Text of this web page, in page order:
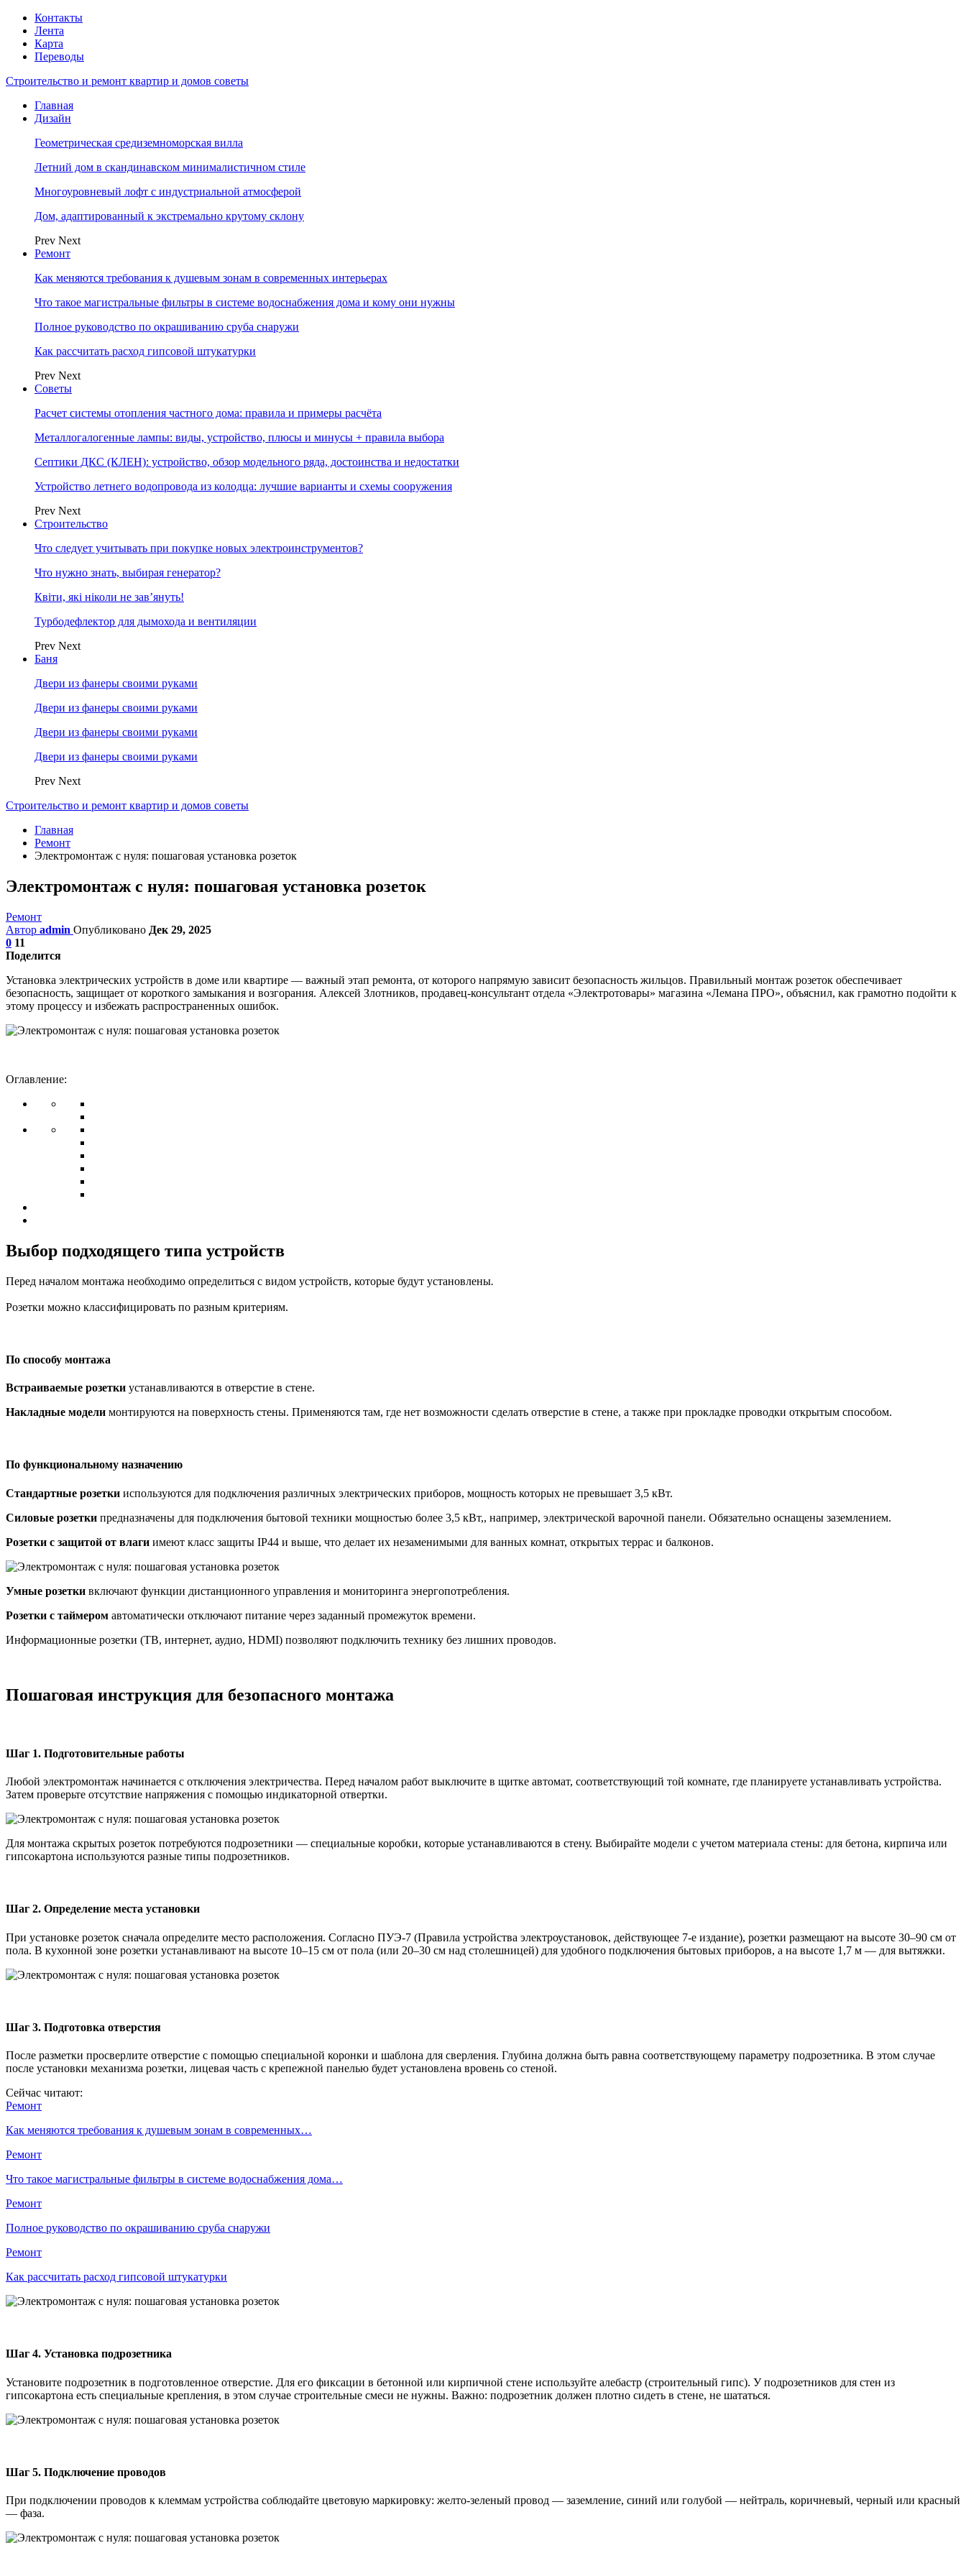
Контакты
Лента
Карта
Переводы
Строительство и ремонт квартир и домов советы
Главная
Дизайн
Геометрическая средиземноморская вилла
Летний дом в скандинавском минималистичном стиле
Многоуровневый лофт с индустриальной атмосферой
Дом, адаптированный к экстремально крутому склону
Prev Next
Ремонт
Как меняются требования к душевым зонам в современных интерьерах
Что такое магистральные фильтры в системе водоснабжения дома и кому они нужны
Полное руководство по окрашиванию сруба снаружи
Как рассчитать расход гипсовой штукатурки
Prev Next
Советы
Расчет системы отопления частного дома: правила и примеры расчёта
Металлогалогенные лампы: виды, устройство, плюсы и минусы + правила выбора
Септики ДКС (КЛЕН): устройство, обзор модельного ряда, достоинства и недостатки
Устройство летнего водопровода из колодца: лучшие варианты и схемы сооружения
Prev Next
Строительство
Что следует учитывать при покупке новых электроинструментов?
Что нужно знать, выбирая генератор?
Квіти, які ніколи не зав’януть!
Турбодефлектор для дымохода и вентиляции
Prev Next
Баня
Двери из фанеры своими руками
Двери из фанеры своими руками
Двери из фанеры своими руками
Двери из фанеры своими руками
Prev Next
Строительство и ремонт квартир и домов советы
Главная
Ремонт
Электромонтаж с нуля: пошаговая установка розеток
Электромонтаж с нуля: пошаговая установка розеток
Ремонт
Автор admin Опубликовано Дек 29, 2025
0 11
Поделится
Установка электрических устройств в доме или квартире — важный этап ремонта, от которого напрямую зависит безопасность жильцов. Правильный монтаж розеток обеспечивает
безопасность, защищает от короткого замыкания и возгорания. Алексей Злотников, продавец-консультант отдела «Электротовары» магазина «Лемана ПРО», объяснил, как грамотно подойти к
этому процессу и избежать распространенных ошибок.
Оглавление:
Выбор подходящего типа устройств
Перед началом монтажа необходимо определиться с видом устройств, которые будут установлены.
Розетки можно классифицировать по разным критериям.
По способу монтажа
Встраиваемые розетки устанавливаются в отверстие в стене.
Накладные модели монтируются на поверхность стены. Применяются там, где нет возможности сделать отверстие в стене, а также при прокладке проводки открытым способом.
По функциональному назначению
Стандартные розетки используются для подключения различных электрических приборов, мощность которых не превышает 3,5 кВт.
Силовые розетки предназначены для подключения бытовой техники мощностью более 3,5 кВт,, например, электрической варочной панели. Обязательно оснащены заземлением.
Розетки с защитой от влаги имеют класс защиты IP44 и выше, что делает их незаменимыми для ванных комнат, открытых террас и балконов.
Умные розетки включают функции дистанционного управления и мониторинга энергопотребления.
Розетки с таймером автоматически отключают питание через заданный промежуток времени.
Информационные розетки (ТВ, интернет, аудио, HDMI) позволяют подключить технику без лишних проводов.
Пошаговая инструкция для безопасного монтажа
Шаг 1. Подготовительные работы
Любой электромонтаж начинается с отключения электричества. Перед началом работ выключите в щитке автомат, соответствующий той комнате, где планируете устанавливать устройства.
Затем проверьте отсутствие напряжения с помощью индикаторной отвертки.
Для монтажа скрытых розеток потребуются подрозетники — специальные коробки, которые устанавливаются в стену. Выбирайте модели с учетом материала стены: для бетона, кирпича или
гипсокартона используются разные типы подрозетников.
Шаг 2. Определение места установки
При установке розеток сначала определите место расположения. Согласно ПУЭ-7 (Правила устройства электроустановок, действующее 7-е издание), розетки размещают на высоте 30–90 см от
пола. В кухонной зоне розетки устанавливают на высоте 10–15 см от пола (или 20–30 см над столешницей) для удобного подключения бытовых приборов, а на высоте 1,7 м — для вытяжки.
Шаг 3. Подготовка отверстия
После разметки просверлите отверстие с помощью специальной коронки и шаблона для сверления. Глубина должна быть равна соответствующему параметру подрозетника. В этом случае
после установки механизма розетки, лицевая часть с крепежной панелью будет установлена вровень со стеной.
Сейчас читают:
Ремонт
Как меняются требования к душевым зонам в современных…
Ремонт
Что такое магистральные фильтры в системе водоснабжения дома…
Ремонт
Полное руководство по окрашиванию сруба снаружи
Ремонт
Как рассчитать расход гипсовой штукатурки
Шаг 4. Установка подрозетника
Установите подрозетник в подготовленное отверстие. Для его фиксации в бетонной или кирпичной стене используйте алебастр (строительный гипс). У подрозетников для стен из
гипсокартона есть специальные крепления, в этом случае строительные смеси не нужны. Важно: подрозетник должен плотно сидеть в стене, не шататься.
Шаг 5. Подключение проводов
При подключении проводов к клеммам устройства соблюдайте цветовую маркировку: желто-зеленый провод — заземление, синий или голубой — нейтраль, коричневый, черный или красный
— фаза.